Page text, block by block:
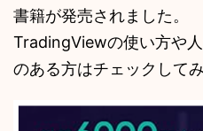
書籍が発売されました。
TradingViewの使い方や
のある方はチェックして